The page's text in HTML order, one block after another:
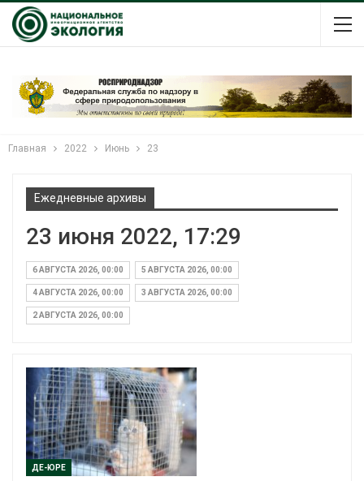
Главная 2022 Июнь 23
Ежедневные архивы
23 июня 2022, 17:29
6 АВГУСТА 2026, 00:00 5 АВГУСТА 2026, 00:00
4 АВГУСТА 2026, 00:00 3 АВГУСТА 2026, 00:00
2 АВГУСТА 2026, 00:00
ДЕ-ЮРЕ